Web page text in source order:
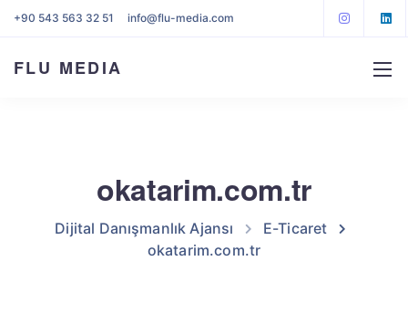
+90 543 563 32 51 info@flu-media.com
FLU MEDIA
okatarim.com.tr
Dijital Danışmanlık Ajansı
E-Ticaret
okatarim.com.tr